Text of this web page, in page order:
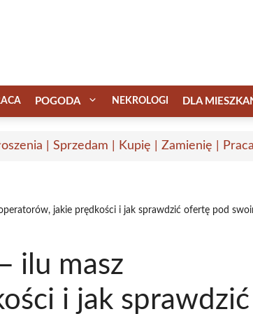
POGODA NEKROLOGI DLA
| Sprzedam | Kupię | Zamienię | Praca
jakie prędkości i jak sprawdzić ofertę pod
ilu masz
i jak sprawdzić